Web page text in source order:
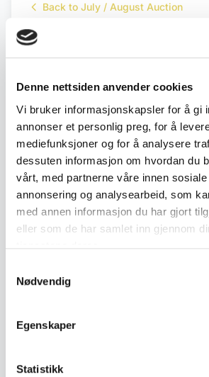
Denne nettsiden anvender cookies
Vi bruker informasjonskapsler for å gi
annonser et personlig preg, for å
mediefunksjoner og for å analysere
dessuten informasjon om hvordan du
vårt, med partnerne våre innen sosiale
annonsering og analysearbeid, som
med annen informasjon du har gjort
eller som de har samlet inn gjennom
Nødvendig
Egenskaper
Statistikk
Back to July / August Auction
Description
Original Patek Philippe catalogue
with illustrations and a model
wristwatches, pocket watches,
• Ring binder with complete
Calatrava, Nautilus, Ellipse and